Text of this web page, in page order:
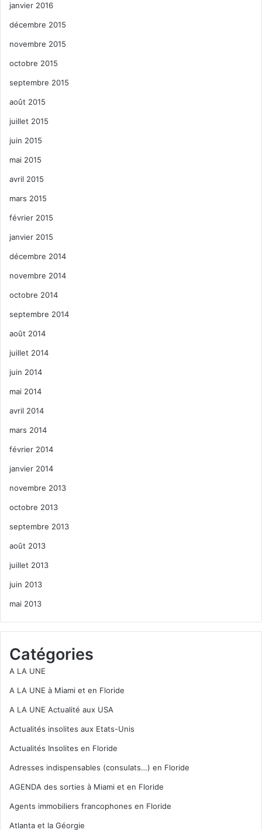
janvier 2016
décembre 2015
novembre 2015
octobre 2015
septembre 2015
août 2015
juillet 2015
juin 2015
mai 2015
avril 2015
mars 2015
février 2015
janvier 2015
décembre 2014
novembre 2014
octobre 2014
septembre 2014
août 2014
juillet 2014
juin 2014
mai 2014
avril 2014
mars 2014
février 2014
janvier 2014
novembre 2013
octobre 2013
septembre 2013
août 2013
juillet 2013
juin 2013
mai 2013
Catégories
A LA UNE
A LA UNE à Miami et en Floride
A LA UNE Actualité aux USA
Actualités insolites aux Etats-Unis
Actualités Insolites en Floride
Adresses indispensables (consulats…) en Floride
AGENDA des sorties à Miami et en Floride
Agents immobiliers francophones en Floride
Atlanta et la Géorgie